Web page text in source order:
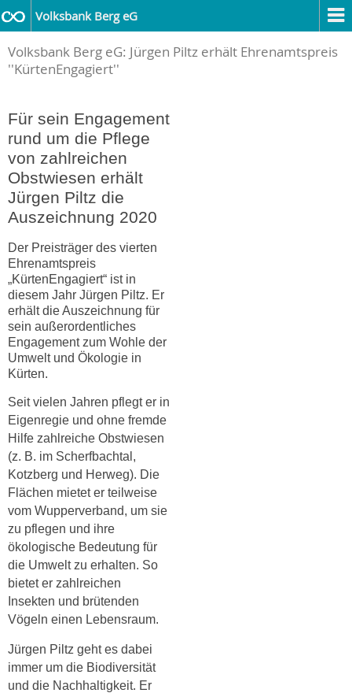
Volksbank Berg eG
Volksbank Berg eG: Jürgen Piltz erhält Ehrenamtspreis
''KürtenEngagiert''
Für sein Engagement
rund um die Pflege
von zahlreichen
Obstwiesen erhält
Jürgen Piltz die
Auszeichnung 2020
Der Preisträger des vierten
Ehrenamtspreis
„KürtenEngagiert“ ist in
diesem Jahr Jürgen Piltz. Er
erhält die Auszeichnung für
sein außerordentliches
Engagement zum Wohle der
Umwelt und Ökologie in
Kürten.
Seit vielen Jahren pflegt er in
Eigenregie und ohne fremde
Hilfe zahlreiche Obstwiesen
(z. B. im Scherfbachtal,
Kotzberg und Herweg). Die
Flächen mietet er teilweise
vom Wupperverband, um sie
zu pflegen und ihre
ökologische Bedeutung für
die Umwelt zu erhalten. So
bietet er zahlreichen
Insekten und brütenden
Vögeln einen Lebensraum.
Jürgen Piltz geht es dabei
immer um die Biodiversität
und die Nachhaltigkeit. Er